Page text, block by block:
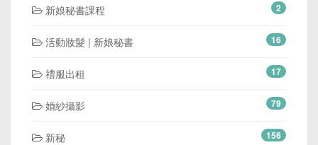
新娘秘書課程 2
活動妝髮 | 新娘秘書 16
禮服出租 17
婚紗攝影 79
新秘 156